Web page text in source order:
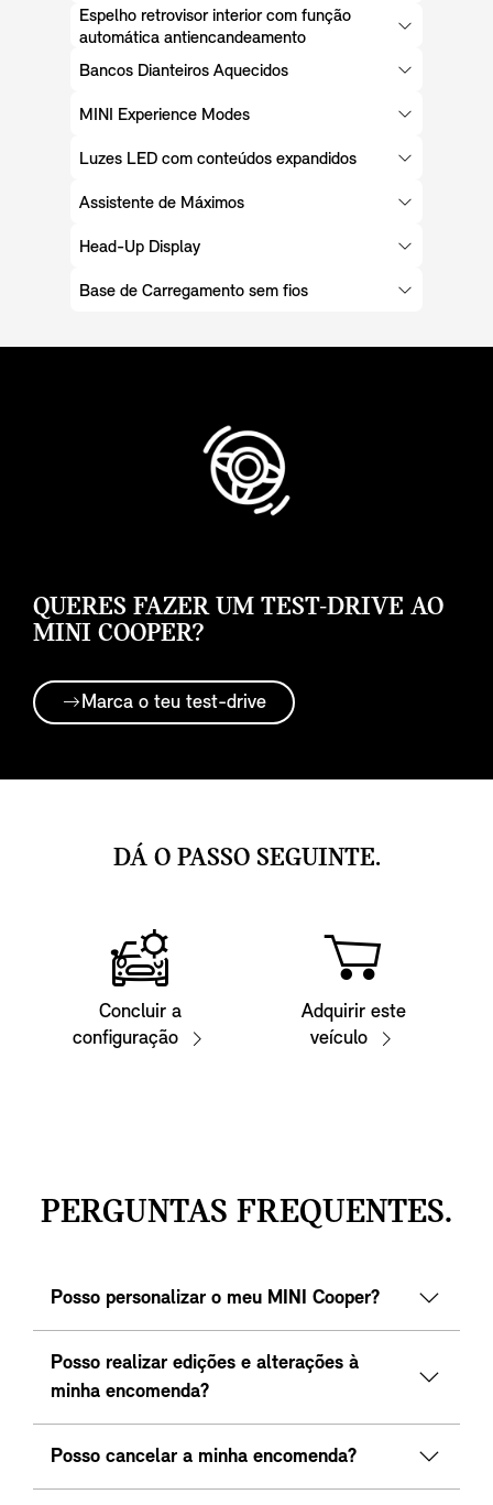
Espelho retrovisor interior com função
automática antiencandeamento
Bancos Dianteiros Aquecidos
MINI Experience Modes
Luzes LED com conteúdos expandidos
Assistente de Máximos
Head-Up Display
Base de Carregamento sem fios
QUERES FAZER UM TEST-DRIVE AO
MINI COOPER?
Marca o teu test-drive
DÁ O PASSO SEGUINTE.
Concluir a
configuração
Adquirir este
veículo
PERGUNTAS FREQUENTES.
Posso personalizar o meu MINI Cooper?
Posso realizar edições e alterações à
minha encomenda?
Posso cancelar a minha encomenda?